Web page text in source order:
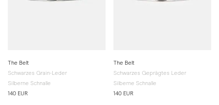
The Belt
Schwarzes Grain-Leder
Silberne Schnalle
140 EUR
The Belt
Schwarzes Geprägtes Leder
Silberne Schnalle
140 EUR